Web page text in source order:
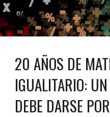
20 AÑOS DE
IGUALITARIO:
DEBE DARSE